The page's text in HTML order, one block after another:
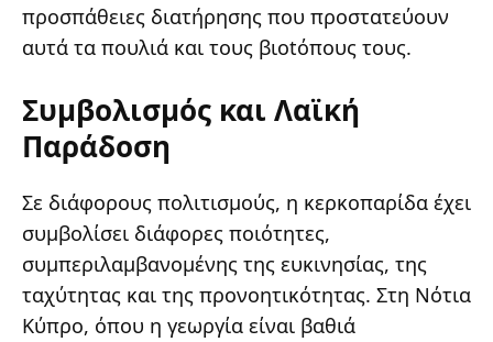
προσπάθειες διατήρησης που προστατεύουν
αυτά τα πουλιά και τους βιotόπους τους.
Συμβολισμός και Λαϊκή
Παράδοση
Σε διάφορους πολιτισμούς, η κερκοπαρίδα έχει
συμβολίσει διάφορες ποιότητες,
συμπεριλαμβανομένης της ευκινησίας, της
ταχύτητας και της προνοητικότητας. Στη Νότια
Κύπρο, όπου η γεωργία είναι βαθιά